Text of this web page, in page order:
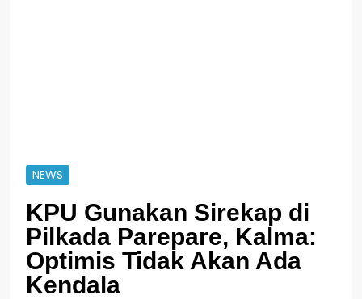
NEWS
KPU Gunakan Sirekap di
Pilkada Parepare, Kalma:
Optimis Tidak Akan Ada
Kendala